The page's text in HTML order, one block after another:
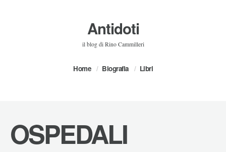
Antidoti
il blog di Rino Cammilleri
Home Biografia Libri
OSPEDALI